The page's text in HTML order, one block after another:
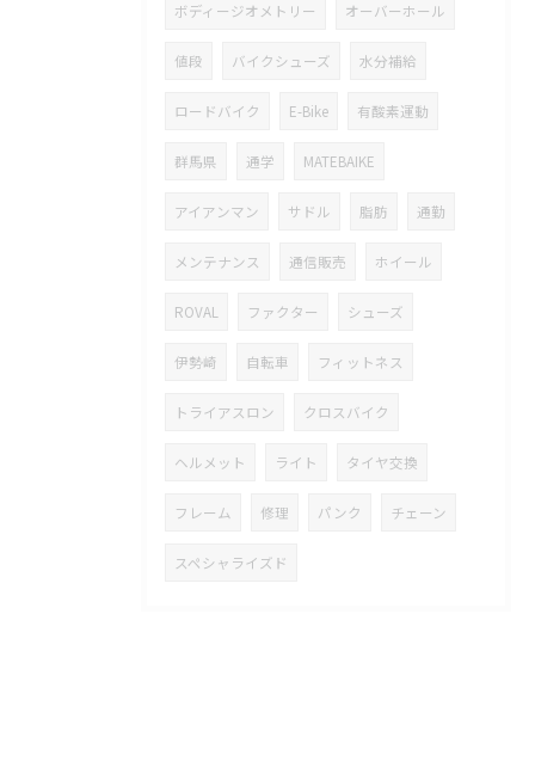
ボディージオメトリー オーバーホール
値段 バイクシューズ 水分補給
ロードバイク E-Bike 有酸素運動
群馬県 通学 MATEBAIKE
アイアンマン サドル 脂肪 通勤
メンテナンス 通信販売 ホイール
ROVAL ファクター シューズ
伊勢崎 自転車 フィットネス
トライアスロン クロスバイク
ヘルメット ライト タイヤ交換
フレーム 修理 パンク チェーン
スペシャライズド